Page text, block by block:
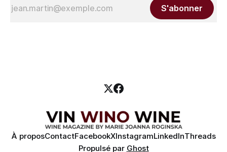
S'abonner
À proposContactFacebookXInstagramLinkedInThreads
Propulsé par Ghost